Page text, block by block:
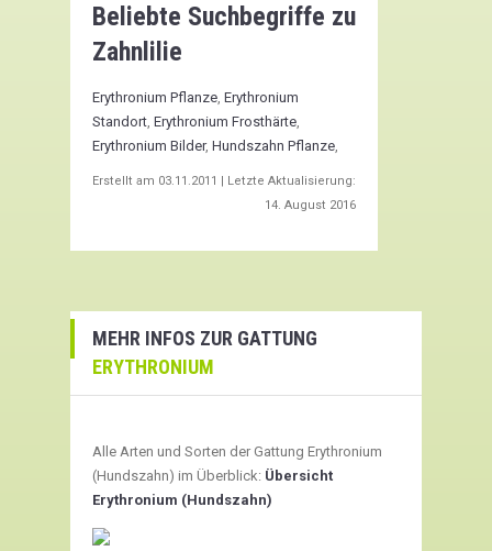
Beliebte Suchbegriffe zu
Zahnlilie
Erythronium Pflanze, Erythronium
Standort, Erythronium Frosthärte,
Erythronium Bilder, Hundszahn Pflanze,
Erstellt am 03.11.2011 | Letzte Aktualisierung:
14. August 2016
MEHR INFOS ZUR GATTUNG
ERYTHRONIUM
Alle Arten und Sorten der Gattung Erythronium
(Hundszahn) im Überblick: Übersicht
Erythronium (Hundszahn)